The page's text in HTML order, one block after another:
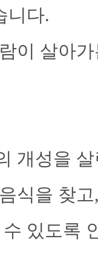
니다.
이 살아
개성을
식을 찾
있도록